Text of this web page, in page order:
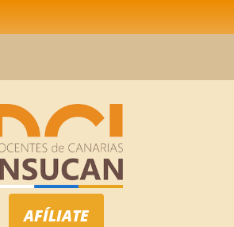
AFÍLIATE